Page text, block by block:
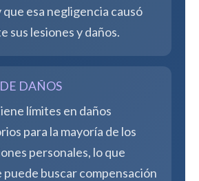
esa negligencia causó
sus lesiones y daños.
DAÑOS
límites en daños
para la mayoría de los
personales, lo que
puede buscar compensación